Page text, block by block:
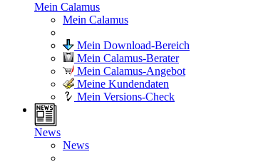
Mein Calamus
Mein Calamus
Mein Download-Bereich
Mein Calamus-Berater
Mein Calamus-Angebot
Meine Kundendaten
Mein Versions-Check
News
News